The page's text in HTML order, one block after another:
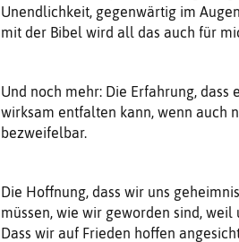
Unendlichkeit, gegenwärtig im
mit der Bibel wird all das auch für
Und noch mehr: Die Erfahrung,
wirksam entfalten kann, wenn auch
bezweifelbar.
Die Hoffnung, dass wir uns
müssen, wie wir geworden sind,
Dass wir auf Frieden hoffen